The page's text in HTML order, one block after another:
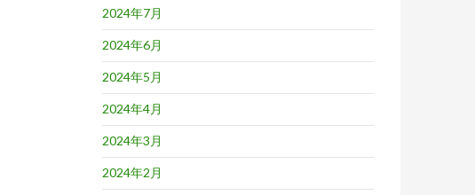
2024年7月
2024年6月
2024年5月
2024年4月
2024年3月
2024年2月